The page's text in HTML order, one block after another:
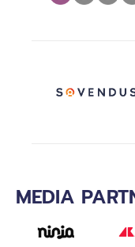
MEDIA